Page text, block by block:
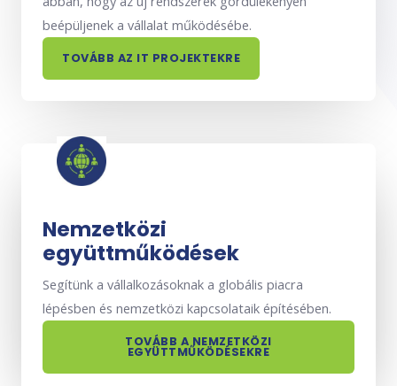
beépüljenek a vállalat működésébe.
TOVÁBB AZ IT PROJEKTEKRE
Nemzetközi
együttműködések
Segítünk a vállalkozásoknak a globális piacra
lépésben és nemzetközi kapcsolataik építésében.
TOVÁBB A NEMZETKÖZI
EGYÜTTMŰKÖDÉSEKRE